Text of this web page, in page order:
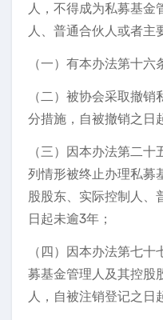
人，不得成为私募基金
人、普通合伙人或者主
（一）有本办法第十六
（二）被协会采取撤
分措施，自被撤销之日
（三）因本办法第二
列情形被终止办理私募
股股东、实际控制人、
日起未逾3年；
（四）因本办法第七
募基金管理人及其控股
人，自被注销登记之日